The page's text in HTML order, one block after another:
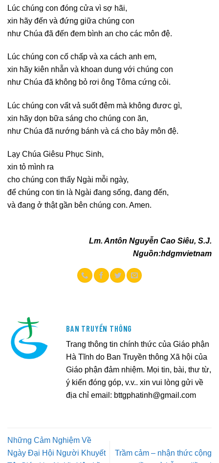
Lúc chúng con đóng cửa vì sợ hãi,
xin hãy đến và đứng giữa chúng con
như Chúa đã đến đem bình an cho các môn đệ.
Lúc chúng con cố chấp và xa cách anh em,
xin hãy kiên nhẫn và khoan dung với chúng con
như Chúa đã không bỏ rơi ông Tôma cứng cỏi.
Lúc chúng con vất vả suốt đêm mà không đươc gì,
xin hãy dọn bữa sáng cho chúng con ăn,
như Chúa đã nướng bánh và cá cho bảy môn đệ.
Lạy Chúa Giêsu Phục Sinh,
xin tỏ mình ra
cho chúng con thấy Ngài mỗi ngày,
để chúng con tin là Ngài đang sống, đang đến,
và đang ở thật gần bên chúng con. Amen.
Lm. Antôn Nguyễn Cao Siêu, S.J.
Nguồn:hdgmvietnam
BAN TRUYỀN THÔNG
Trang thông tin chính thức của Giáo phận
Hà Tĩnh do Ban Truyền thông Xã hội của
Giáo phận đảm nhiệm. Mọi tin, bài, thư từ,
ý kiến đóng góp, v.v.. xin vui lòng gửi về
địa chỉ email: bttgphatinh@gmail.com
Những Cảm Nghiệm Về
Ngày Đại Hội Người Khuyết
Trầm cảm – nhận thức cộng